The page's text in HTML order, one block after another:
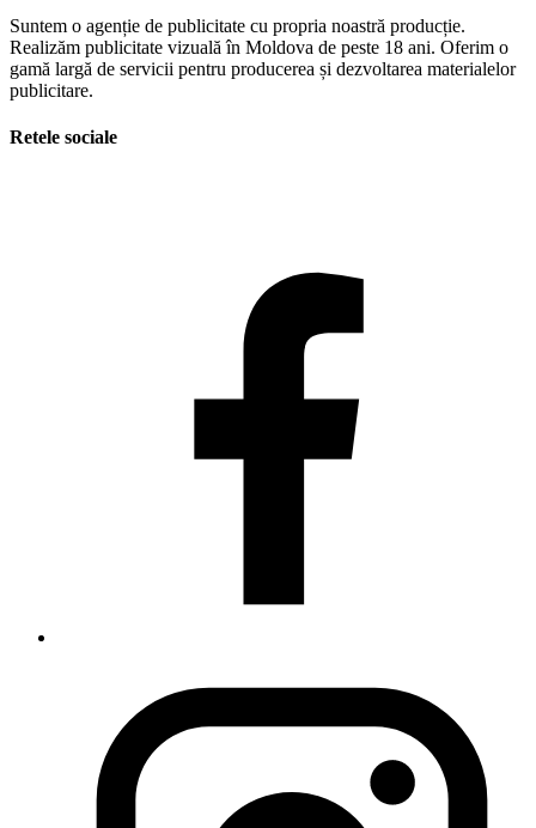
Suntem o agenție de publicitate cu propria noastră producție.
Realizăm publicitate vizuală în Moldova de peste 18 ani. Oferim o
gamă largă de servicii pentru producerea și dezvoltarea materialelor
publicitare.
Retele sociale